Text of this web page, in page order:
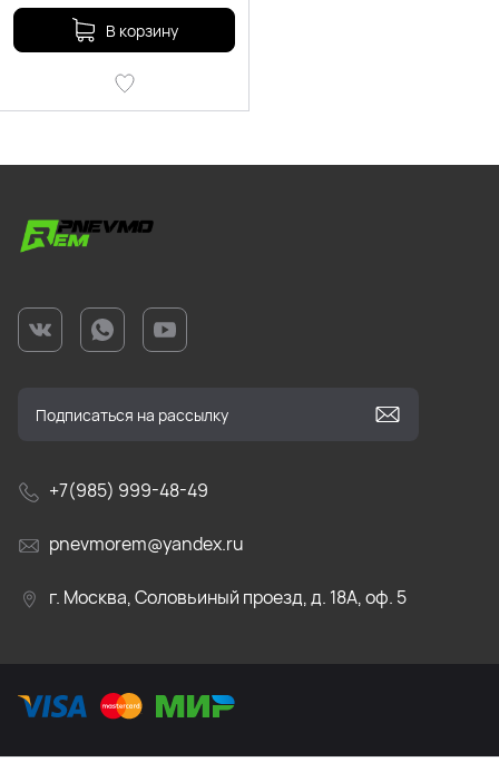
В корзину
+7(985) 999-48-49
pnevmorem@yandex.ru
г. Москва, Соловьиный проезд, д. 18А, оф. 5